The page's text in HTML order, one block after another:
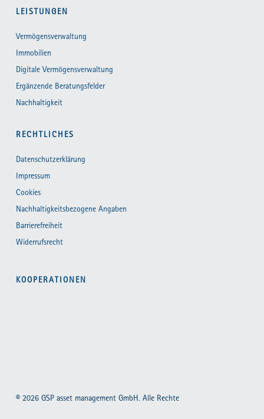
LEISTUNGEN
Vermögensverwaltung
Immobilien
Digitale Vermögensverwaltung
Ergänzende Beratungsfelder
Nachhaltigkeit
RECHTLICHES
Datenschutzerklärung
Impressum
Cookies
Nachhaltigkeitsbezogene Angaben
Barrierefreiheit
Widerrufsrecht
KOOPERATIONEN
© 2026 GSP asset management GmbH. Alle Rechte